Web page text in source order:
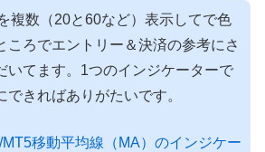
複数（20と60など）表示してで色
ころでエントリー＆決済の参考にさ
いてます。1つのインジケーターで
できればありがたいです。
MT5移動平均線（MA）のインジケー